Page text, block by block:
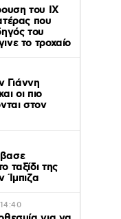
του ΙΧ
που
του
το τροχαίο
Γιάννη
οι πιο
στον
ταξίδι της
Ίμπιζα